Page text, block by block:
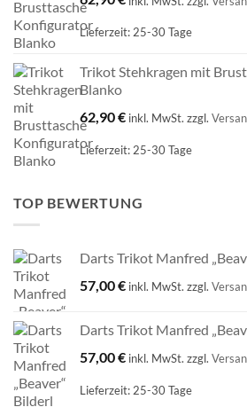
Lieferzeit:25-30 Tage
Trikot Stehkragen mit
Blanko
62,90€ inkl. MwSt. zzgl.
Lieferzeit: 25-30 Tage
TOP BEWERTUNG
Darts Trikot Manfred
57,00€ inkl. MwSt. zzgl.
Darts Trikot Manfred
57,00€ inkl. MwSt. zzgl.
Lieferzeit: 25-30 Tage